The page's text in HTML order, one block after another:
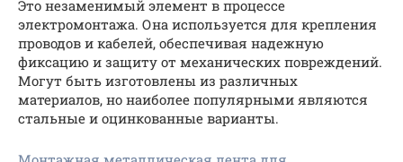
Это незаменимый элемент в процессе
электромонтажа. Она используется для крепления
проводов и кабелей, обеспечивая надежную
фиксацию и защиту от механических повреждений.
Могут быть изготовлены из различных
материалов, но наиболее популярными являются
стальные и оцинкованные варианты.